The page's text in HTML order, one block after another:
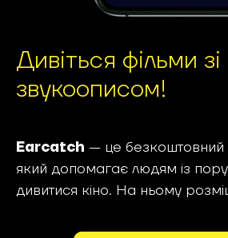
Дивіться фільми зі
звукоописом!
Earcatch — це безкоштовний
який допомагає людям із
дивитися кіно. На ньому